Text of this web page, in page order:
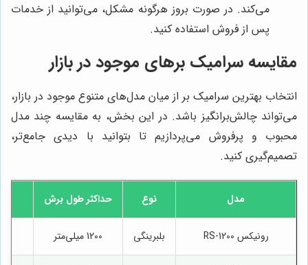
می‌کند. در صورت بروز هرگونه مشکل، می‌توانید از خدمات
پس از فروش استفاده کنید.
مقایسه سرامیک برهای موجود در بازار
انتخاب بهترین سرامیک بر از میان مدل‌های متنوع موجود در بازار،
می‌تواند چالش‌برانگیز باشد. در این بخش، به مقایسه چند مدل
محبوب و پرفروش می‌پردازیم تا بتوانید با دیدی جامع‌تر،
تصمیم‌گیری کنید.
مدل نوع حداکثر طول برش
رونیکس RS-1200 بلبرینگی 1200 میلی‌متر